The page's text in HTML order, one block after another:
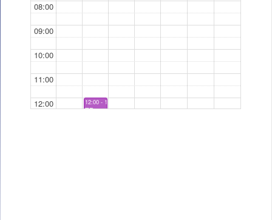
08:00
09:00
10:00
11:00
12:00 12:00 - 14:00
TP